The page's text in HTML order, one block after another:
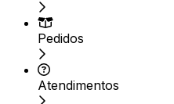
Pedidos
Atendimentos